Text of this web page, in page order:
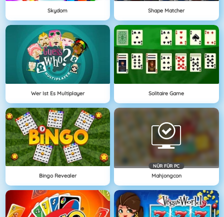
Skydom Shape Matcher
Wer Ist Es Multiplayer Solitaire Game
Bingo Revealer
NÜR FÜR PC
Mahjongcon